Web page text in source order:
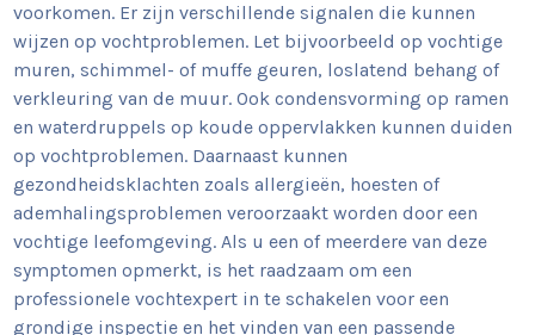
voorkomen. Er zijn verschillende signalen die kunnen
wijzen op vochtproblemen. Let bijvoorbeeld op vochtige
muren, schimmel- of muffe geuren, loslatend behang of
verkleuring van de muur. Ook condensvorming op ramen
en waterdruppels op koude oppervlakken kunnen duiden
op vochtproblemen. Daarnaast kunnen
gezondheidsklachten zoals allergieën, hoesten of
ademhalingsproblemen veroorzaakt worden door een
vochtige leefomgeving. Als u een of meerdere van deze
symptomen opmerkt, is het raadzaam om een
professionele vochtexpert in te schakelen voor een
grondige inspectie en het vinden van een passende